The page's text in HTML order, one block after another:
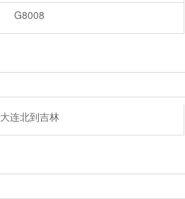
G8008
大连北到吉林